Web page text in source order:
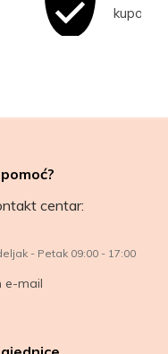
kupovina
centar:
- Petak 09:00 - 17:00
e-mail